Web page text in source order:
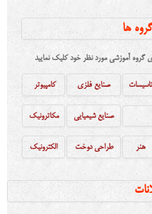
ها
آموزشی مورد نظر خود کلیک نمایید
تاسیسات صنایع فلزی کامپیوتر
صنایع شیمیایی مکاترونیک
هنر طراحی دوخت الکترونیک